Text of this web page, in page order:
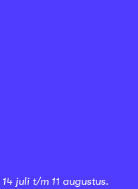
14 juli t/m 11 augustus.